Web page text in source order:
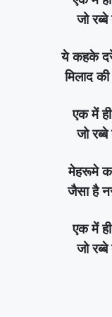
जो
ये कहके
मिलाद
एक में
जो
मेहरूमे
जैसा है
एक में
जो